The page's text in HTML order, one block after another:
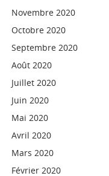
Novembre 2020
Octobre 2020
Septembre 2020
Août 2020
Juillet 2020
Juin 2020
Mai 2020
Avril 2020
Mars 2020
Février 2020